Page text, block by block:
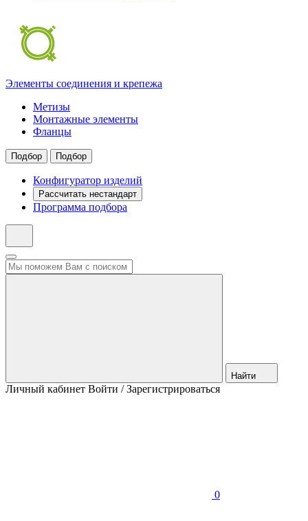
Элементы соединения и крепежа
Метизы
Монтажные элементы
Фланцы
Подбор Подбор
Конфигуратор изделий
Рассчитать нестандарт
Программа подбора
Найти
Личный кабинет Войти / Зарегистрироваться
0